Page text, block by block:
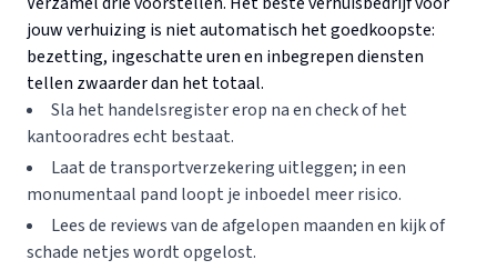
jouw verhuizing is niet automatisch het goedkoopste:
bezetting, ingeschatte uren en inbegrepen diensten
tellen zwaarder dan het totaal.
Sla het handelsregister erop na en check of het
kantooradres echt bestaat.
Laat de transportverzekering uitleggen; in een
monumentaal pand loopt je inboedel meer risico.
Lees de reviews van de afgelopen maanden en kijk of
schade netjes wordt opgelost.